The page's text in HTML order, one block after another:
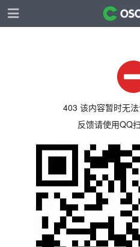
403 该内容暂时无法
反馈请使用QQ